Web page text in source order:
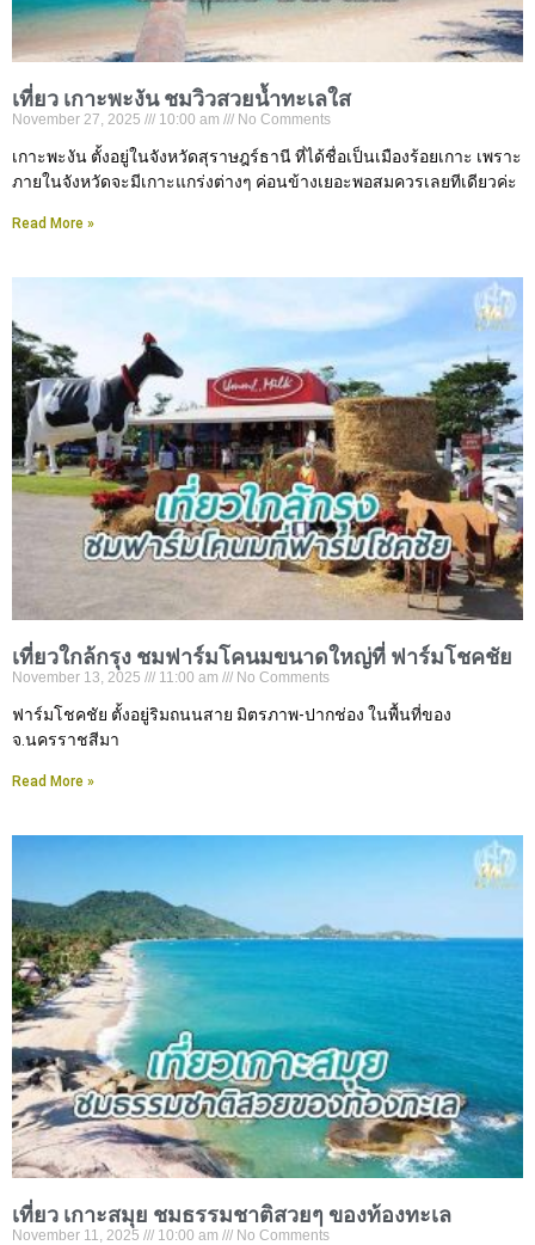
เที่ยว เกาะพะงัน ชมวิวสวยน้ำทะเลใส
November 27, 2025 10:00 am No Comments
เกาะพะงัน ตั้งอยู่ในจังหวัดสุราษฎร์ธานี ที่ได้ชื่อเป็นเมืองร้อยเกาะ เพราะ
ภายในจังหวัดจะมีเกาะแกร่งต่างๆ ค่อนข้างเยอะพอสมควรเลยทีเดียวค่ะ
Read More »
เที่ยวใกล้กรุง ชมฟาร์มโคนมขนาดใหญ่ที่ ฟาร์มโชคชัย
November 13, 2025 11:00 am No Comments
ฟาร์มโชคชัย ตั้งอยู่ริมถนนสาย มิตรภาพ-ปากช่อง ในพื้นที่ของ
จ.นครราชสีมา
Read More »
เที่ยว เกาะสมุย ชมธรรมชาติสวยๆ ของท้องทะเล
November 11, 2025 10:00 am No Comments